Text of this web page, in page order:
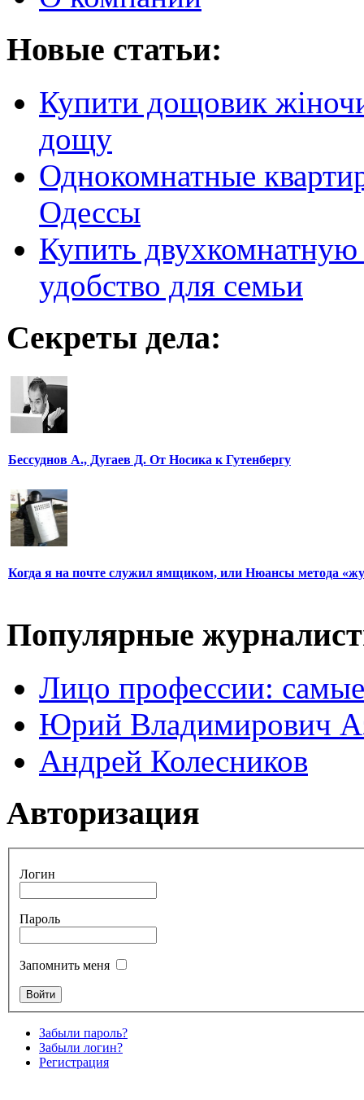
Новые статьи:
Купити дощовик
дощу
Однокомнатные
Одессы
Купить
удобство для семьи
Секреты дела:
Бессуднов А., Дугаев Д. От Носика к Гутенбергу
Когда я на почте служил ямщиком, или Нюансы метода
Популярные
Лицо профессии:
Юрий Владимирович
Андрей Колесников
Авторизация
Логин
Пароль
Запомнить меня
Забыли пароль?
Забыли логин?
Регистрация